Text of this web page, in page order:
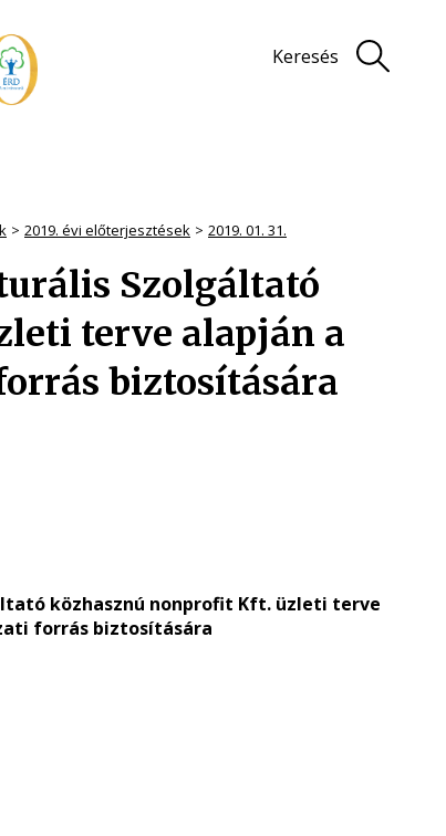
Keresés
2019. évi előterjesztések 2019. 01. 31.
Szolgáltató
terve alapján a
biztosítására
közhasznú nonprofit Kft. üzleti terve
forrás biztosítására